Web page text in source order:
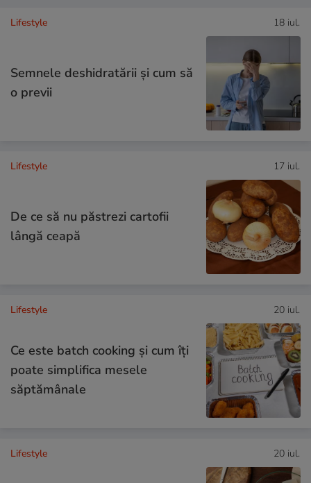
Lifestyle 18 iul.
Semnele deshidratării și cum să
o previi
Lifestyle 17 iul.
De ce să nu păstrezi cartofii
lângă ceapă
Lifestyle 20 iul.
Ce este batch cooking și cum îți
poate simplifica mesele
săptămânale
Lifestyle 20 iul.